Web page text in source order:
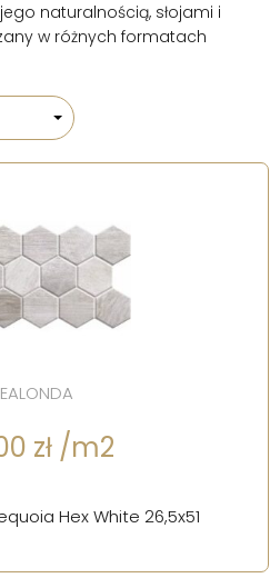
naturalnością, słojami i
w różnych formatach
zł /m2
Hex White 26,5x51